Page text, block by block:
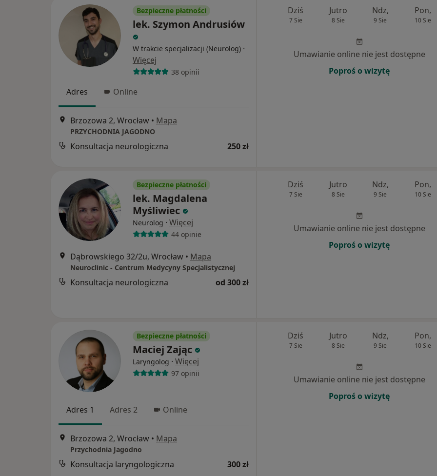
Bezpieczne płatności
lek. Szymon Andrusiów
W trakcie specjalizacji (Neurolog) ·
Więcej
38 opinii
Adres Online
Brzozowa 2, Wrocław • Mapa
PRZYCHODNIA JAGODNO
Konsultacja neurologiczna 250 zł
Dziś
7 Sie
Jutro
8 Sie
Ndz,
9 Sie
Pon,
10 Sie
Umawianie online nie jest dostępne
Poproś o wizytę
Bezpieczne płatności
lek. Magdalena
Myśliwiec
Neurolog · Więcej
44 opinie
Dąbrowskiego 32/2u, Wrocław • Mapa
Neuroclinic - Centrum Medycyny Specjalistycznej
Konsultacja neurologiczna od 300 zł
Dziś
7 Sie
Jutro
8 Sie
Ndz,
9 Sie
Pon,
10 Sie
Umawianie online nie jest dostępne
Poproś o wizytę
Bezpieczne płatności
Maciej Zając
Laryngolog · Więcej
97 opinii
Adres 1 Adres 2 Online
Brzozowa 2, Wrocław • Mapa
Przychodnia Jagodno
Konsultacja laryngologiczna 300 zł
Dziś
7 Sie
Jutro
8 Sie
Ndz,
9 Sie
Pon,
10 Sie
Umawianie online nie jest dostępne
Poproś o wizytę